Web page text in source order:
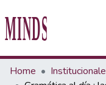
Communities &
Home